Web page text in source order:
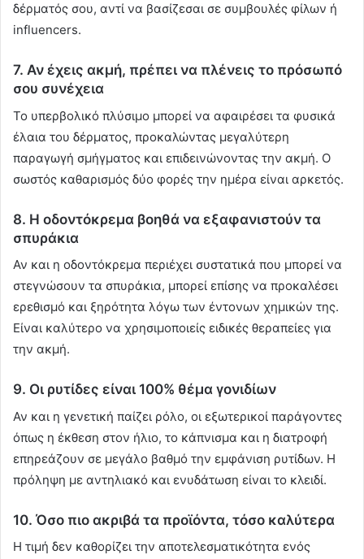
δέρματός σου, αντί να βασίζεσαι σε συμβουλές φίλων ή
influencers.
7. Αν έχεις ακμή, πρέπει να πλένεις το πρόσωπό
σου συνέχεια
Το υπερβολικό πλύσιμο μπορεί να αφαιρέσει τα φυσικά
έλαια του δέρματος, προκαλώντας μεγαλύτερη
παραγωγή σμήγματος και επιδεινώνοντας την ακμή. Ο
σωστός καθαρισμός δύο φορές την ημέρα είναι αρκετός.
8. Η οδοντόκρεμα βοηθά να εξαφανιστούν τα
σπυράκια
Αν και η οδοντόκρεμα περιέχει συστατικά που μπορεί να
στεγνώσουν τα σπυράκια, μπορεί επίσης να προκαλέσει
ερεθισμό και ξηρότητα λόγω των έντονων χημικών της.
Είναι καλύτερο να χρησιμοποιείς ειδικές θεραπείες για
την ακμή.
9. Οι ρυτίδες είναι 100% θέμα γονιδίων
Αν και η γενετική παίζει ρόλο, οι εξωτερικοί παράγοντες
όπως η έκθεση στον ήλιο, το κάπνισμα και η διατροφή
επηρεάζουν σε μεγάλο βαθμό την εμφάνιση ρυτίδων. Η
πρόληψη με αντηλιακό και ενυδάτωση είναι το κλειδί.
10. Όσο πιο ακριβά τα προϊόντα, τόσο καλύτερα
Η τιμή δεν καθορίζει την αποτελεσματικότητα ενός